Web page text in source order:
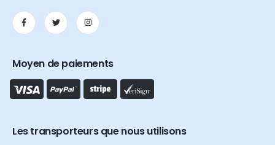
Moyen de paiements
Les transporteurs que nous utilisons